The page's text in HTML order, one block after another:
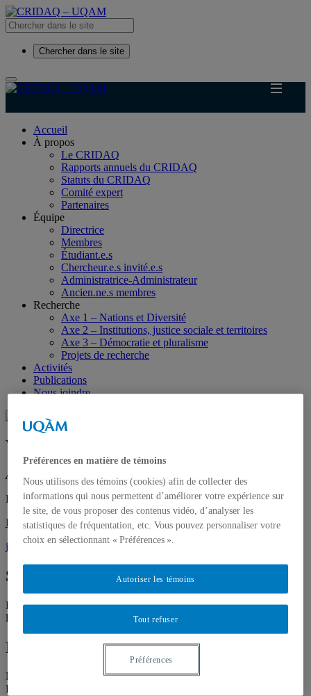
Chercher dans le site
Accueil
À propos
Le CRIDAQ
Rapports annuels du CRIDAQ
Statuts du CRIDAQ
Comité expert
Partenaires
Équipe
Directrice
Membres
Étudiant.e.s
Chercheur.e.s invité.e.s
Administratrice-Administrateur
Ancien.ne.s membres
Recherche
Axe 1 – Nations et Diversité
Axe 2 – Institutions, justice sociale et territoires
Axe 3 – Démocratie et pluralisme
Projets de recherche
Activités
Publications
Nous joindre
Woehrling, José
Ancien membre du CRIDAQ
Professeur, Faculté de Droit, Université de Montréal.
Page institutionnelle de José Woehrling.
jose.woehrling@umontreal.ca
Spécialités
Droit constitutionnel canadien et comparé – protection des droits de
la personne en droit constitutionnel et en droit international.
Formation académique
Maîtrise en droit (Strasbourg, 1966) ;
LL.M (Montréal, 1970).
Préférences en matière de témoins
Nous utilisons des témoins (cookies) afin de collecter des
informations qui nous permettent d’améliorer votre expérience sur
le site, de vous proposer des contenus vidéo, d’analyser les
statistiques de fréquentation, etc. Vous pouvez personnaliser votre
choix en sélectionnant « Préférences ».
Tout refuser
Autoriser les témoins
Préférences